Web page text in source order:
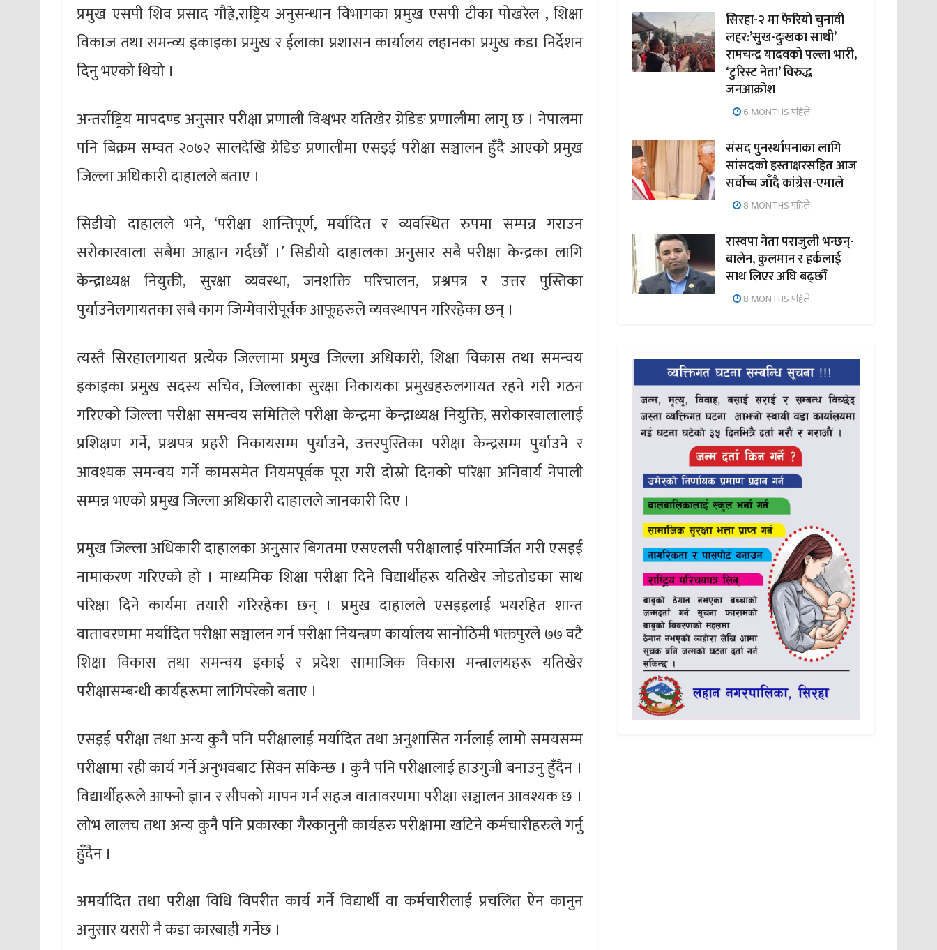
प्रमुख एसपी शिव प्रसाद गौह्रे,राष्ट्रिय अनुसन्धान विभागका प्रमुख एसपी टीका पोखरेल , शिक्षा
विकाज तथा समन्व्य इकाइका प्रमुख र ईलाका प्रशासन कार्यालय लहानका प्रमुख कडा निर्देशन
दिनु भएको थियो ।
अन्तर्राष्ट्रिय मापदण्ड अनुसार परीक्षा प्रणाली विश्वभर यतिखेर ग्रेडिङ प्रणालीमा लागु छ । नेपालमा
पनि बिक्रम सम्वत २०७२ सालदेखि ग्रेडिङ प्रणालीमा एसइई परीक्षा सञ्चालन हुँदै आएको प्रमुख
जिल्ला अधिकारी दाहालले बताए ।
सिडीयो दाहालले भने, ‘परीक्षा शान्तिपूर्ण, मर्यादित र व्यवस्थित रुपमा सम्पन्न गराउन
सरोकारवाला सबैमा आह्वान गर्दछौँ ।’ सिडीयो दाहालका अनुसार सबै परीक्षा केन्द्रका लागि
केन्द्राध्यक्ष नियुक्ती, सुरक्षा व्यवस्था, जनशक्ति परिचालन, प्रश्नपत्र र उत्तर पुस्तिका
पुर्याउनेलगायतका सबै काम जिम्मेवारीपूर्वक आफूहरुले व्यवस्थापन गरिरहेका छन् ।
त्यस्तै सिरहालगायत प्रत्येक जिल्लामा प्रमुख जिल्ला अधिकारी, शिक्षा विकास तथा समन्वय
इकाइका प्रमुख सदस्य सचिव, जिल्लाका सुरक्षा निकायका प्रमुखहरुलगायत रहने गरी गठन
गरिएको जिल्ला परीक्षा समन्वय समितिले परीक्षा केन्द्रमा केन्द्राध्यक्ष नियुक्ति, सरोकारवालालाई
प्रशिक्षण गर्ने, प्रश्नपत्र प्रहरी निकायसम्म पुर्याउने, उत्तरपुस्तिका परीक्षा केन्द्रसम्म पुर्याउने र
आवश्यक समन्वय गर्ने कामसमेत नियमपूर्वक पूरा गरी दोस्रो दिनको परिक्षा अनिवार्य नेपाली
सम्पन्न भएको प्रमुख जिल्ला अधिकारी दाहालले जानकारी दिए ।
प्रमुख जिल्ला अधिकारी दाहालका अनुसार बिगतमा एसएलसी परीक्षालाई परिमार्जित गरी एसइई
नामाकरण गरिएको हो । माध्यमिक शिक्षा परीक्षा दिने विद्यार्थीहरू यतिखेर जोडतोडका साथ
परिक्षा दिने कार्यमा तयारी गरिरहेका छन् । प्रमुख दाहालले एसइइलाई भयरहित शान्त
वातावरणमा मर्यादित परीक्षा सञ्चालन गर्न परीक्षा नियन्त्रण कार्यालय सानोठिमी भक्तपुरले ७७ वटै
शिक्षा विकास तथा समन्वय इकाई र प्रदेश सामाजिक विकास मन्त्रालयहरू यतिखेर
परीक्षासम्बन्धी कार्यहरूमा लागिपरेको बताए ।
एसइई परीक्षा तथा अन्य कुनै पनि परीक्षालाई मर्यादित तथा अनुशासित गर्नलाई लामो समयसम्म
परीक्षामा रही कार्य गर्ने अनुभवबाट सिक्न सकिन्छ । कुनै पनि परीक्षालाई हाउगुजी बनाउनु हुँदैन ।
विद्यार्थीहरूले आफ्नो ज्ञान र सीपको मापन गर्न सहज वातावरणमा परीक्षा सञ्चालन आवश्यक छ ।
लोभ लालच तथा अन्य कुनै पनि प्रकारका गैरकानुनी कार्यहरु परीक्षामा खटिने कर्मचारीहरुले गर्नु
हुँदैन ।
अमर्यादित तथा परीक्षा विधि विपरीत कार्य गर्ने विद्यार्थी वा कर्मचारीलाई प्रचलित ऐन कानुन
अनुसार यसरी नै कडा कारबाही गर्नेछ ।
सिरहा-२ मा फेरियो चुनावी
लहर:’सुख-दुःखका साथी’
रामचन्द्र यादवको पल्ला भारी,
‘टुरिस्ट नेता’ विरुद्ध
जनआक्रोश
6 MONTHS पहिले
संसद पुनर्स्थापनाका लागि
सांसदको हस्ताक्षरसहित आज
सर्वोच्च जाँदै कांग्रेस-एमाले
8 MONTHS पहिले
रास्वपा नेता पराजुली भन्छन्-
बालेन, कुलमान र हर्कलाई
साथ लिएर अघि बढ्छौँ
8 MONTHS पहिले